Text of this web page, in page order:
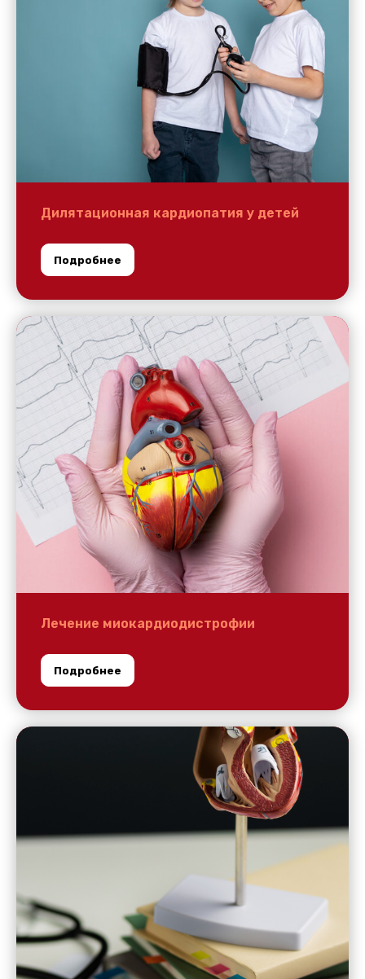
Дилятационная кардиопатия у детей
Подробнее
Лечение миокардиодистрофии
Подробнее